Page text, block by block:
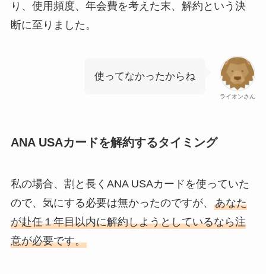
り、使用頻度、年会費を考えた末、解約という決
断に至りました。
ライオンさん
使ってなかったからね
ANA USAカードを解約するタイミング
私の場合、割と長くANA USAカードを使っていた
ので、気にする必要は無かったのですが、 あなた
が赴任１年目以内に解約しようとしているなら注
意が必要です。